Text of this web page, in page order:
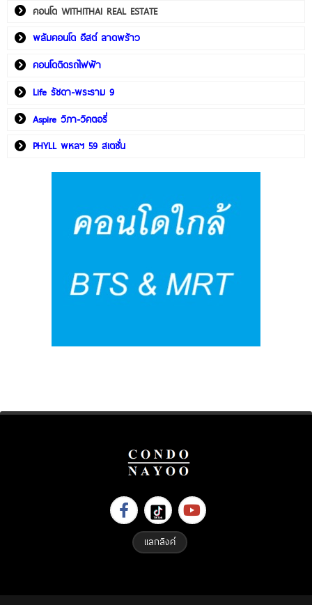
คอนโด WITHITHAI REAL ESTATE
พลัมคอนโด อีสต์ ลาดพร้าว
คอนโดติดรถไฟฟ้า
Life รัชดา-พระราม 9
Aspire วิภา-วิคตอรี่
PHYLL พหลฯ 59 สเตชั่น
แลกลิงค์